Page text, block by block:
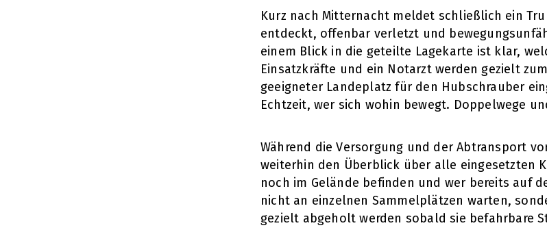
Kurz nach Mitternacht meldet schließlich ein
entdeckt, offenbar verletzt und
einem Blick in die geteilte Lagekarte ist klar,
Einsatzkräfte und ein Notarzt werden gezielt
geeigneter Landeplatz für den Hubschrauber
Echtzeit, wer sich wohin bewegt. Doppelwege
Während die Versorgung und der Abtransport
weiterhin den Überblick über alle eingesetzten
noch im Gelände befinden und wer bereits auf
nicht an einzelnen Sammelplätzen warten,
gezielt abgeholt werden sobald sie befahrbare